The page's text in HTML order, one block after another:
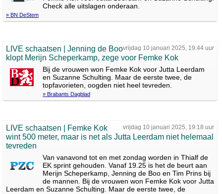
Check alle uitslagen onderaan.
» BN DeStem
vrijdag 10 januari 2025, 19:44 uur
LIVE schaatsen | Jenning de Boo
klopt Merijn Scheperkamp, zege voor Femke Kok
Bij de vrouwen won Femke Kok voor Jutta Leerdam
en Suzanne Schulting. Maar de eerste twee, de
topfavorieten, oogden niet heel tevreden.
» Brabants Dagblad
vrijdag 10 januari 2025, 19:18 uur
LIVE schaatsen | Femke Kok
wint 500 meter, maar is net als Jutta Leerdam niet helemaal
tevreden
Van vanavond tot en met zondag worden in Thialf de
EK sprint gehouden. Vanaf 19.25 is het de beurt aan
Merijn Scheperkamp, Jenning de Boo en Tim Prins bij
de mannen. Bij de vrouwen won Femke Kok voor Jutta
Leerdam en Suzanne Schulting. Maar de eerste twee, de